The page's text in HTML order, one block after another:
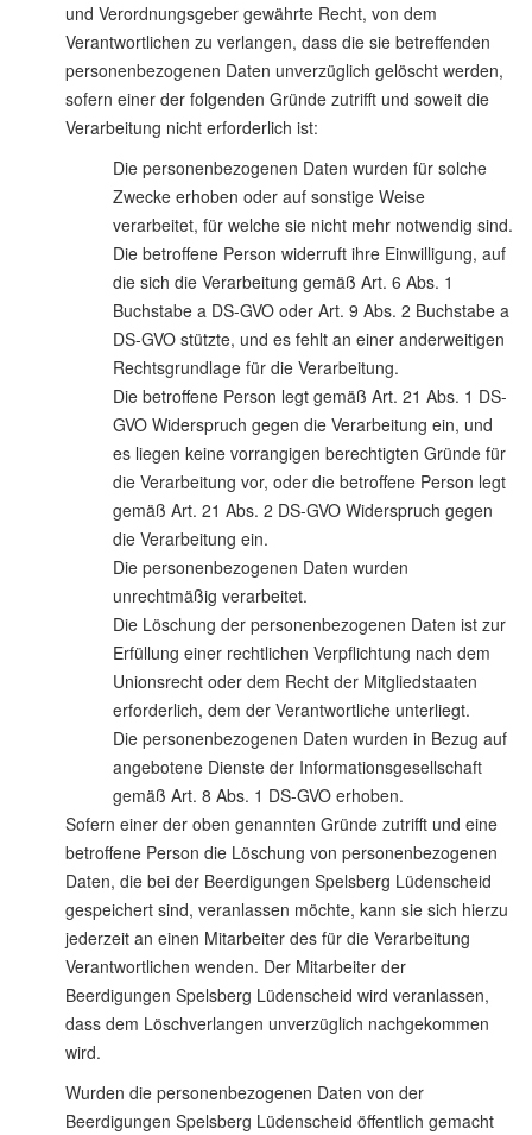
und Verordnungsgeber gewährte Recht, von dem
Verantwortlichen zu verlangen, dass die sie betreffenden
personenbezogenen Daten unverzüglich gelöscht werden,
sofern einer der folgenden Gründe zutrifft und soweit die
Verarbeitung nicht erforderlich ist:
Die personenbezogenen Daten wurden für solche
Zwecke erhoben oder auf sonstige Weise
verarbeitet, für welche sie nicht mehr notwendig sind.
Die betroffene Person widerruft ihre Einwilligung, auf
die sich die Verarbeitung gemäß Art. 6 Abs. 1
Buchstabe a DS-GVO oder Art. 9 Abs. 2 Buchstabe a
DS-GVO stützte, und es fehlt an einer anderweitigen
Rechtsgrundlage für die Verarbeitung.
Die betroffene Person legt gemäß Art. 21 Abs. 1 DS-
GVO Widerspruch gegen die Verarbeitung ein, und
es liegen keine vorrangigen berechtigten Gründe für
die Verarbeitung vor, oder die betroffene Person legt
gemäß Art. 21 Abs. 2 DS-GVO Widerspruch gegen
die Verarbeitung ein.
Die personenbezogenen Daten wurden
unrechtmäßig verarbeitet.
Die Löschung der personenbezogenen Daten ist zur
Erfüllung einer rechtlichen Verpflichtung nach dem
Unionsrecht oder dem Recht der Mitgliedstaaten
erforderlich, dem der Verantwortliche unterliegt.
Die personenbezogenen Daten wurden in Bezug auf
angebotene Dienste der Informationsgesellschaft
gemäß Art. 8 Abs. 1 DS-GVO erhoben.
Sofern einer der oben genannten Gründe zutrifft und eine
betroffene Person die Löschung von personenbezogenen
Daten, die bei der Beerdigungen Spelsberg Lüdenscheid
gespeichert sind, veranlassen möchte, kann sie sich hierzu
jederzeit an einen Mitarbeiter des für die Verarbeitung
Verantwortlichen wenden. Der Mitarbeiter der
Beerdigungen Spelsberg Lüdenscheid wird veranlassen,
dass dem Löschverlangen unverzüglich nachgekommen
wird.
Wurden die personenbezogenen Daten von der
Beerdigungen Spelsberg Lüdenscheid öffentlich gemacht